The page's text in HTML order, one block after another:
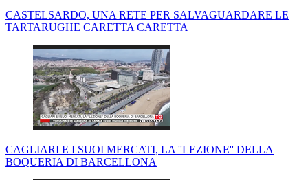
CASTELSARDO, UNA RETE PER SALVAGUARDARE LE
TARTARUGHE CARETTA CARETTA
CAGLIARI E I SUOI MERCATI, LA ''LEZIONE'' DELLA
BOQUERIA DI BARCELLONA